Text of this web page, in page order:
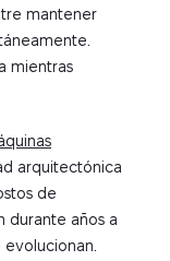
mantener
mientras
arquitectónica
de
durante años a